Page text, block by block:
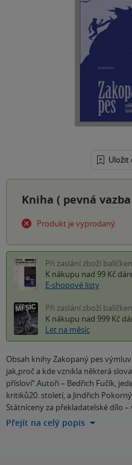
Uložit
Kniha ( pevná vazba
Produkt je vyprodaný.
Při zaslání zboží
K nákupu nad 99 Kč
E-shopové listy
Při zaslání zboží
K nákupu nad 999 Kč
Let na měsíc
Obsah knihy Zakopaný pes
jak,proč a kde vznikla některá
přísloví“.Autoři – Bedřich Fučík,
kritiků20. století, a Jindřich
Státníceny za překladatelské dílo
Přejít na celý popis